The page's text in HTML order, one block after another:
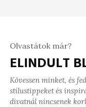
Olvastátok már?
ELINDULT
Kövessen minket, és
stílustippeket és
divatnál nincsenek